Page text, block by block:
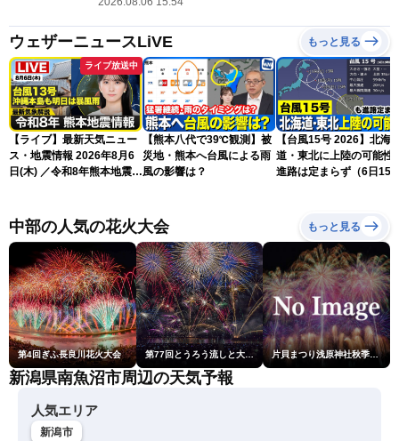
ウェザーニュースLiVE もっと見る
ライブ放送中
【ライブ】最新天気ニュー
ス・地震情報 2026年8月6
日(木) ／令和8年熊本地震情
LiVEムーン・駒木結衣／本
田竜也〉
【熊本八代で39℃観測】被
災地・熊本へ台風による雨
風の影響は？
【台風15号 2026】北海
道・東北に上陸の可能性
進路は定まらず（6日15
中部の人気の花火大会 もっと見る
第4回ぎふ長良川花火大会 第77回とうろう流しと大花火大会 片貝まつり浅原神社秋季例大祭奉納大煙火
新潟県南魚沼市周辺の天気予報
人気エリア
新潟市